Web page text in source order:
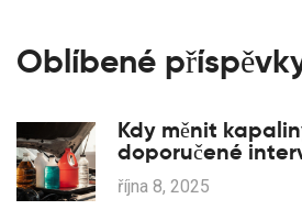
Oblíbené
Kdy měnit
doporučené
října 8, 2025